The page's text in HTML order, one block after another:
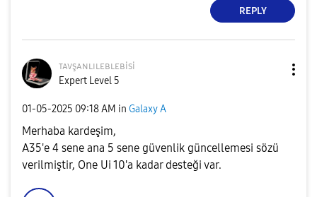
REPLY
ᴛᴀᴠşᴀɴʟɪʟᴇʙʟᴇʙisi
Expert Level 5
‎01-05-2025 09:18 AM in Galaxy A
Merhaba kardeşim,
A35'e 4 sene ana 5 sene güvenlik güncellemesi sözü
verilmiştir, One Ui 10'a kadar desteği var.